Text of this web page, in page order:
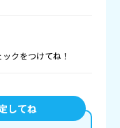
クをつけてね！
してね